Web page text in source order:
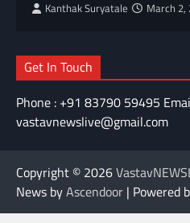
Kanthak Suryatale March 2,
Get In Touch
Phone : +91 83790 59495
vastavnewslive@gmail.com
Copyright © 2026
News byAscendoor | Powered